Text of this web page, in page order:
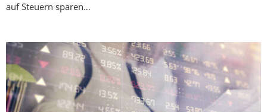
auf Steuern sparen…